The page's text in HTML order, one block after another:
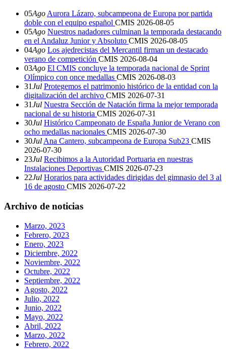
05Ago Aurora Lázaro, subcampeona de Europa por partida
doble con el equipo español CMIS 2026-08-05
05Ago Nuestros nadadores culminan la temporada destacando
en el Andaluz Junior y Absoluto CMIS 2026-08-05
04Ago Los ajedrecistas del Mercantil firman un destacado
verano de competición CMIS 2026-08-04
03Ago El CMIS concluye la temporada nacional de Sprint
Olímpico con once medallas CMIS 2026-08-03
31Jul Protegemos el patrimonio histórico de la entidad con la
digitalización del archivo CMIS 2026-07-31
31Jul Nuestra Sección de Natación firma la mejor temporada
nacional de su historia CMIS 2026-07-31
30Jul Histórico Campeonato de España Junior de Verano con
ocho medallas nacionales CMIS 2026-07-30
30Jul Ana Cantero, subcampeona de Europa Sub23 CMIS
2026-07-30
23Jul Recibimos a la Autoridad Portuaria en nuestras
Instalaciones Deportivas CMIS 2026-07-23
22Jul Horarios para actividades dirigidas del gimnasio del 3 al
16 de agosto CMIS 2026-07-22
Archivo de noticias
Marzo, 2023
Febrero, 2023
Enero, 2023
Diciembre, 2022
Noviembre, 2022
Octubre, 2022
Septiembre, 2022
Agosto, 2022
Julio, 2022
Junio, 2022
Mayo, 2022
Abril, 2022
Marzo, 2022
Febrero, 2022